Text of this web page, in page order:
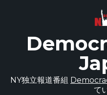
NY独立報道番組
て